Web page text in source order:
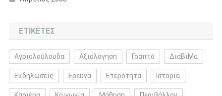
ΕΤΙΚΈΤΕΣ
Αγριολούλουδα Αξιολόγηση Γραπτό ΔιαΒιΜα
Εκδηλώσεις Ερευνα Ετερότητα Ιστορία